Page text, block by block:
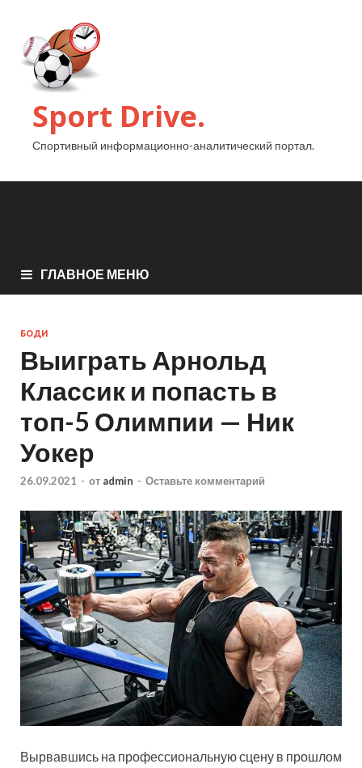
Sport Drive.
Спортивный информационно-аналитический портал.
ГЛАВНОЕ МЕНЮ
БОДИ
Выиграть Арнольд
Классик и попасть в
топ-5 Олимпии — Ник
Уокер
26.09.2021 - от admin - Оставьте комментарий
Вырвавшись на профессиональную сцену в прошлом